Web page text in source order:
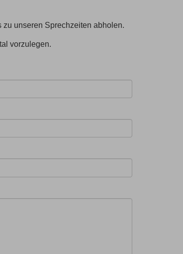
unseren Sprechzeiten abholen.
vorzulegen.